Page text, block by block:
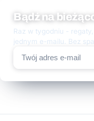
Bądź na
Raz w tygodniu -
jednym e-mailu. Bez